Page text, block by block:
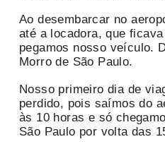
Ao desembarcar no
até a locadora, que
pegamos nosso veículo.
Morro de São Paulo.
Nosso primeiro dia de
perdido, pois saímos do
às 10 horas e só
São Paulo por volta das